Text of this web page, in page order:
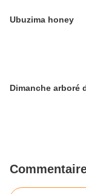
Ubuzima honey
Dimanche arboré